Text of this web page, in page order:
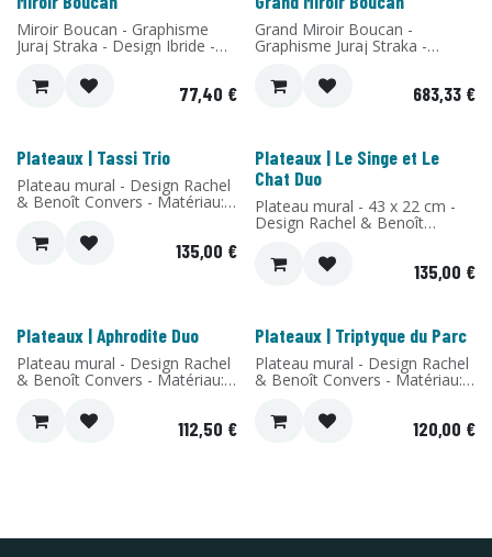
Nouveau !
Miroir Boucan - Graphisme
Juraj Straka - Design Ibride -
Matériau: Stratifié Compact et
accroche en bois massif -
Fabriqué en France 77,40 €
Nouveau !
Grand Miroir Boucan -
Graphisme Juraj Straka -
Design Ibride - Matériau:
Stratifié Compact et accroche
en bois massif - Fabriqué en
683,33€
Nouveau !
Plateaux | Tassi Trio
Plateau mural - Design Rachel
& Benoît Convers - Matériau:
en France
135,00 €
Nouveau !
Plateaux | Le Singe et Le
Chat Duo
Plateau mural - 43 x 22 cm -
Design Rachel & Benoît
Convers - Matériau: Stratifié
de bouleau - Fabriqué en
France 135,00 €
Nouveau !
Plateaux | Aphrodite Duo
Plateau mural - Design Rachel
& Benoît Convers - Matériau:
en France
112,50 €
Nouveau !
Plateaux | Triptyque du Parc
Plateau mural - Design Rachel
& Benoît Convers - Matériau:
en France
120,00 €